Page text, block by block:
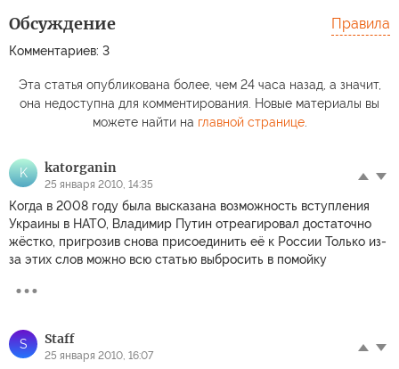
В России
стремительно
дорожает сахар
Громкий звук в
Москве объяснили
Обсуждение
Комментариев: 3
Правила
Эта статья опубликована более, чем 24 часа назад, а значит,
она недоступна для комментирования. Новые материалы вы
можете найти на главной странице.
K katorganin
25 января 2010, 14:35
Когда в 2008 году была высказана возможность вступления
Украины в НАТО, Владимир Путин отреагировал достаточно
жёстко, пригрозив снова присоединить её к России Только из-
за этих слов можно всю статью выбросить в помойку
S Staff
25 января 2010, 16:07